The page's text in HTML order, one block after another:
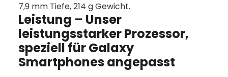
7,9 mm Tiefe, 214 g Gewicht.
Leistung – Unser
leistungsstarker Prozessor,
speziell für Galaxy
Smartphones angepasst